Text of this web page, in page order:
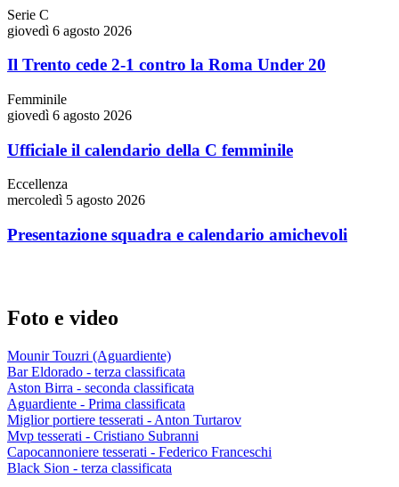
Serie C
giovedì 6 agosto 2026
Il Trento cede 2-1 contro la Roma Under 20
Femminile
giovedì 6 agosto 2026
Ufficiale il calendario della C femminile
Eccellenza
mercoledì 5 agosto 2026
Presentazione squadra e calendario amichevoli
Foto e video
Mounir Touzri (Aguardiente)
Bar Eldorado - terza classificata
Aston Birra - seconda classificata
Aguardiente - Prima classificata
Miglior portiere tesserati - Anton Turtarov
Mvp tesserati - Cristiano Subranni
Capocannoniere tesserati - Federico Franceschi
Black Sion - terza classificata